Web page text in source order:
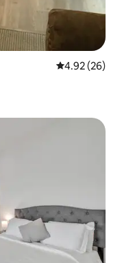
從 26 則評價
4.92 (26)